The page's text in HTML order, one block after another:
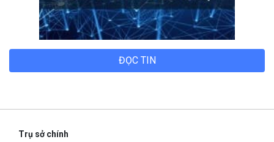
ĐỌC TIN
Trụ sở chính